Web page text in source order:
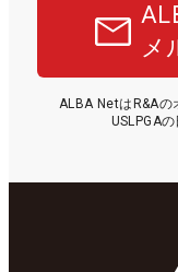
メ
ALBA NetはR&Aの
USLPGA